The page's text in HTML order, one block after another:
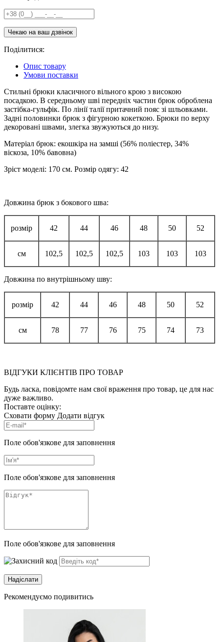
Поділитися:
Опис товару
Умови поставки
Стильні брюки класичного вільного крою з високою
посадкою. В середньому шві передніх частин брюк оброблена
застібка-гульфік. По лінії талії притачний пояс зі шльовками.
Задні половинки брюк з фігурною кокеткою. Брюки по верху
декоровані швами, злегка звужуються до низу.
Матеріал брюк: екошкіра на замші (56% поліестер, 34%
віскоза, 10% бавовна)
Зріст моделі: 170 см. Розмір одягу: 42
Довжина брюк з бокового шва:
розмір 42 44 46 48 50 52
см 102,5 102,5 102,5 103 103 103
Довжина по внутрішньому шву:
розмір 42 44 46 48 50 52
см 78 77 76 75 74 73
ВІДГУКИ КЛІЄНТІВ ПРО ТОВАР
Будь ласка, повідомте нам свої враження про товар, це для нас
дуже важливо.
Поставте оцінку:
Сховати форму Додати відгук
Поле обов'язкове для заповнення
Поле обов'язкове для заповнення
Поле обов'язкове для заповнення
Рекомендуємо подивитись